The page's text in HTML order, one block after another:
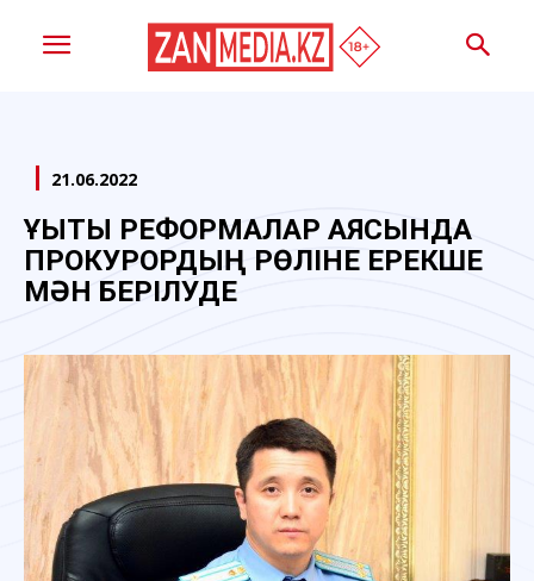
21.06.2022
ҚҰҚЫҚТЫҚ РЕФОРМАЛАР АЯСЫНДА
ПРОКУРОРДЫҢ РӨЛІНЕ ЕРЕКШЕ
МӘН БЕРІЛУДЕ